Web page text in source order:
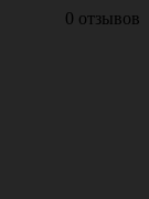
0 отзывов